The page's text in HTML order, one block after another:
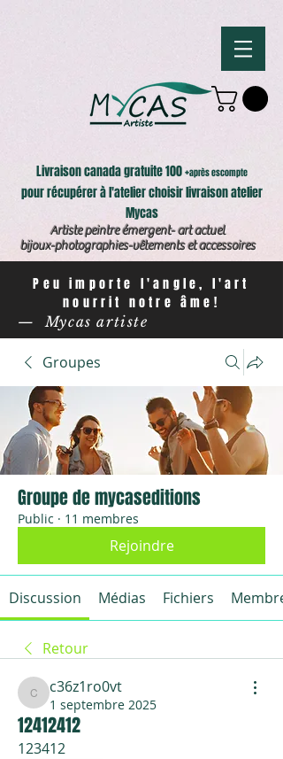
Livraison canada gratuite 100 +après escompte
pour récupérer à l'atelier choisir livraison atelier
Mycas
Artiste peintre émergent- art actuel
bijoux-photographies-vêtements et accessoires
Peu importe l'angle, l'art
nourrit notre âme!
— Mycas artiste
Groupes
Groupe de mycaseditions
Public · 11 membres
Rejoindre
Discussion Médias Fichiers
Retour
c36z1ro0vt
c36z1ro0vt
1 septembre 2025
12412412
123412